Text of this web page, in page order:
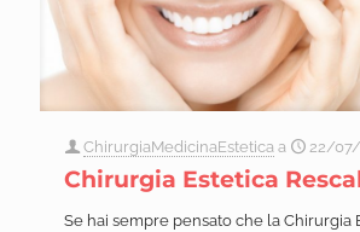
ChirurgiaMedicinaEstetica a 22/
Chirurgia Estetica
Se hai sempre pensato che la Chirurgia